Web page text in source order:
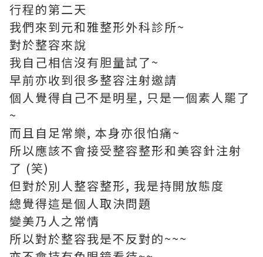
行程的第二天
我們來到元和雅整形外科診所~
對於整容來說
我自己相信沒有胆量試了~
早前亦收到很多整容注射邀請
個人覺得自己不是明星, 只是一個素人罷了
~
而且自足常樂, 本身亦很怕痛~
所以應該不會接受整容整形和美容針注射
了 (笑)
但對於別人整容整形, 我是持開放態度
總覺得這是個人取決問題
變美乃人之常情
所以對於整容我是不反對的~~~